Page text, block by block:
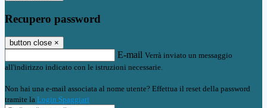
Recupero password
button close ×
E-mail Verrà inviato un messaggio
all'indirizzo indicato con le istruzioni necessarie.
Non hai una e-mail associata al nome utente? Effettua il reset della password
tramite la Login Spaggiari